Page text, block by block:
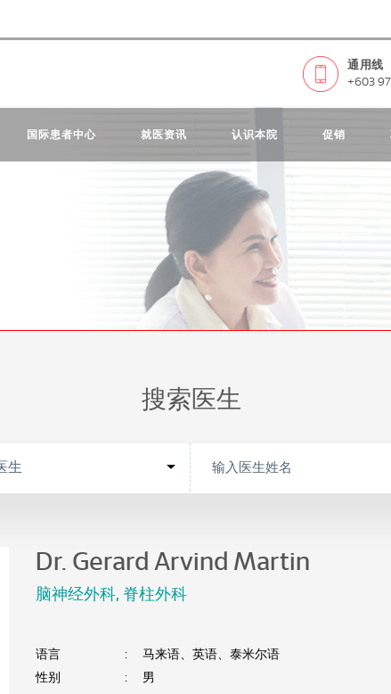
通用线
+603
国际患者中心 就医资讯 认识本院 促销
搜索医生
Dr. Gerard Arvind Martin
脑神经外科, 脊柱外科
语言 :
马来语、英语、泰米尔语
性别
:
男